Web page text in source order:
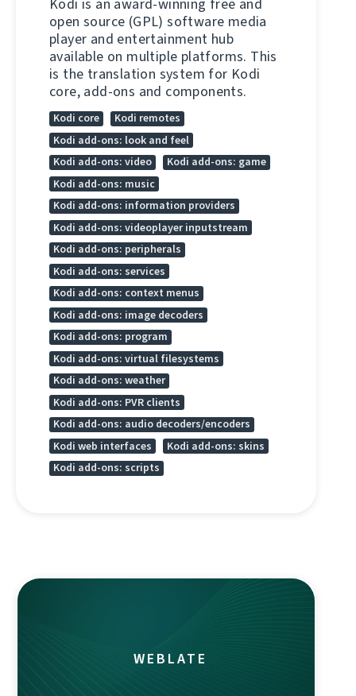
Kodi is an award-winning free and
open source (GPL) software media
player and entertainment hub
available on multiple platforms. This
is the translation system for Kodi
core, add-ons and components.
Kodi core
Kodi remotes
Kodi add-ons: look and feel
Kodi add-ons: video
Kodi add-ons: game
Kodi add-ons: music
Kodi add-ons: information providers
Kodi add-ons: videoplayer inputstream
Kodi add-ons: peripherals
Kodi add-ons: services
Kodi add-ons: context menus
Kodi add-ons: image decoders
Kodi add-ons: program
Kodi add-ons: virtual filesystems
Kodi add-ons: weather
Kodi add-ons: PVR clients
Kodi add-ons: audio decoders/encoders
Kodi web interfaces
Kodi add-ons: skins
Kodi add-ons: scripts
WEBLATE